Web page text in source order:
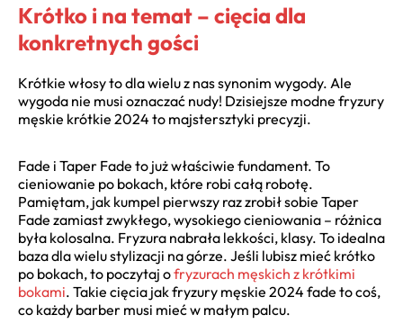
Krótko i na temat – cięcia dla
konkretnych gości
Krótkie włosy to dla wielu z nas synonim wygody. Ale
wygoda nie musi oznaczać nudy! Dzisiejsze modne fryzury
męskie krótkie 2024 to majstersztyki precyzji.
Fade i Taper Fade to już właściwie fundament. To
cieniowanie po bokach, które robi całą robotę.
Pamiętam, jak kumpel pierwszy raz zrobił sobie Taper
Fade zamiast zwykłego, wysokiego cieniowania – różnica
była kolosalna. Fryzura nabrała lekkości, klasy. To idealna
baza dla wielu stylizacji na górze. Jeśli lubisz mieć krótko
po bokach, to poczytaj ofryzurach męskich z krótkimi
bokami. Takie cięcia jak fryzury męskie 2024 fade to coś,
co każdy barber musi mieć w małym palcu.